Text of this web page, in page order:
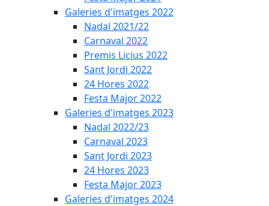
Galeries d'imatges 2022
Nadal 2021/22
Carnaval 2022
Premis Licius 2022
Sant Jordi 2022
24 Hores 2022
Festa Major 2022
Galeries d'imatges 2023
Nadal 2022/23
Carnaval 2023
Sant Jordi 2023
24 Hores 2023
Festa Major 2023
Galeries d'imatges 2024